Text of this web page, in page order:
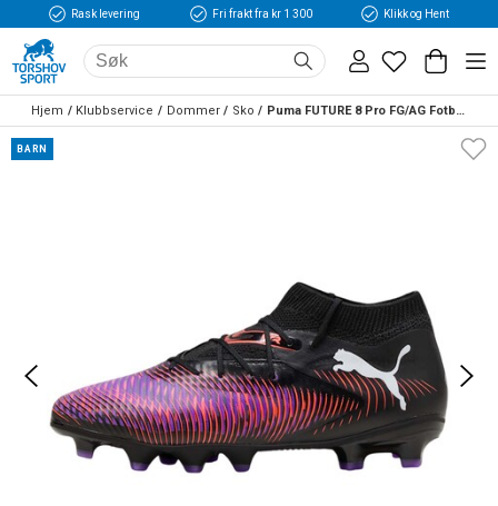
Rask levering Fri frakt fra kr 1 300 Klikk og Hent
Hjem Klubbservice Dommer Sko Puma FUTURE 8 Pro FG/AG Fotballsko Barn The Unlimited
BARN